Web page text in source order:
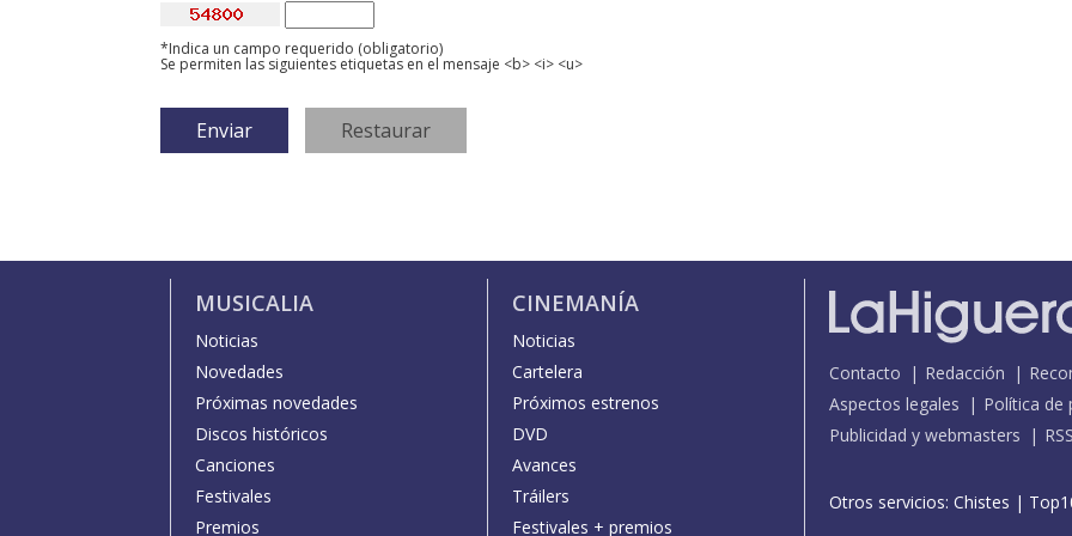
*Indica un campo requerido (obligatorio)
Se permiten las siguientes etiquetas en el mensaje <b> <i> <u>
MUSICALIA
Noticias
Novedades
Próximas novedades
Discos históricos
Canciones
Festivales
Premios
CINEMANÍA
Noticias
Cartelera
Próximos estrenos
DVD
Avances
Tráilers
Festivales + premios
Contacto Redacción
Aspectos legales
Política de
Publicidad y webmasters
Otros servicios: Chistes |